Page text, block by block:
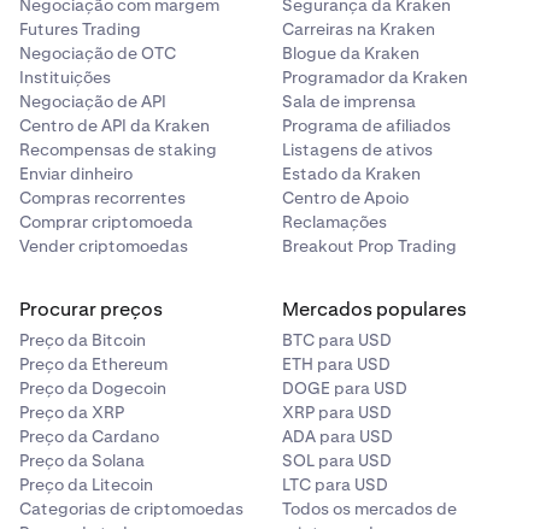
histórico da Kraken.
Nota: Isto é diferente de simplesmente alterar a
formatação numa coluna.
Importante: Se guardou quaisquer alterações ao
ficheiro de histórico numa aplicação de folha de
cálculo com configurações incompatíveis, terá de
descarregar novamente um novo ficheiro de histórico
do nosso website.
Microsoft Excel
As configurações devem ser as seguintes:
Separador decimal: "." (ponto)
Separador de milhares: "," (vírgula)
Para mais detalhes, consulte este guia de suporte para
Microsoft Excel:
Como alterar o caráter usado para
separar milhares ou decimais
.
Negociação com margem
Futures Trading
Negociação de OTC
Instituições
Negociação de API
Centro de API da Kraken
Recompensas de staking
Enviar dinheiro
Compras recorrentes
Comprar criptomoeda
Vender criptomoedas
Segurança da Kraken
Carreiras na Kraken
Blogue da Kraken
Programador da Kraken
Sala de imprensa
Programa de afiliados
Listagens de ativos
Estado da Kraken
Centro de Apoio
Reclamações
Breakout Prop Trading
Procurar preços
Preço da Bitcoin
Preço da Ethereum
Preço da Dogecoin
Preço da XRP
Preço da Cardano
Preço da Solana
Preço da Litecoin
Categorias de criptomoedas
Mercados populares
BTC para USD
ETH para USD
DOGE para USD
XRP para USD
ADA para USD
SOL para USD
LTC para USD
Todos os mercados de